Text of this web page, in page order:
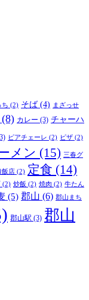
ち (2) そば(4) まざっせ
(8) カレー (3) チャーハ
ピアチェーレ (2) ピザ (2)
メン (15) 三春グ
飯店 (2) 定食 (14)
(2) 炒飯 (2) 焼肉 (2) 牛たん
(5) 郡山 (6) 郡山まち
郡山駅 (3) 郡山